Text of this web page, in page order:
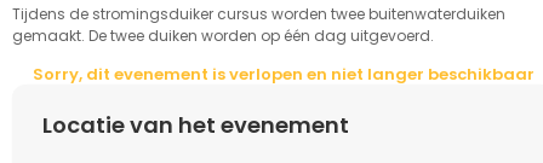
Tijdens de stromingsduiker cursus worden twee buitenwaterduiken
gemaakt. De twee duiken worden op één dag uitgevoerd.
Sorry, dit evenement is verlopen en niet langer beschikbaar
Locatie van het evenement